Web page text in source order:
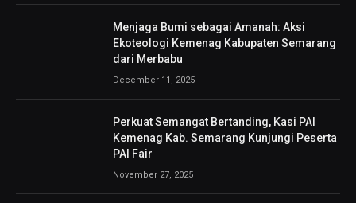
Menjaga Bumi sebagai Amanah: Aksi
Ekoteologi Kemenag Kabupaten Semarang
dari Merbabu
December 11, 2025
Perkuat Semangat Bertanding, Kasi PAI
Kemenag Kab. Semarang Kunjungi Peserta
PAI Fair
November 27, 2025